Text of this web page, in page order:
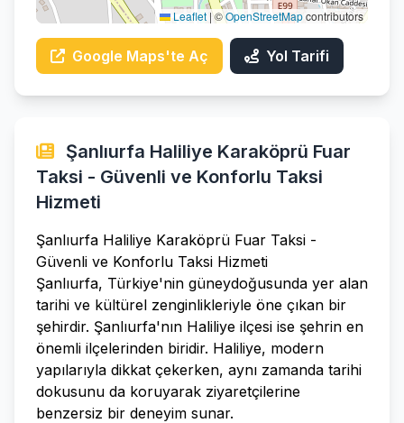
Leaflet |©OpenStreetMapcontributors
Google Maps'te Aç Yol Tarifi
Şanlıurfa Haliliye Karaköprü Fuar
Taksi - Güvenli ve Konforlu Taksi
Hizmeti
Şanlıurfa Haliliye Karaköprü Fuar Taksi -
Güvenli ve Konforlu Taksi Hizmeti
Şanlıurfa, Türkiye'nin güneydoğusunda yer alan
tarihi ve kültürel zenginlikleriyle öne çıkan bir
şehirdir. Şanlıurfa'nın Haliliye ilçesi ise şehrin en
önemli ilçelerinden biridir. Haliliye, modern
yapılarıyla dikkat çekerken, aynı zamanda tarihi
dokusunu da koruyarak ziyaretçilerine
benzersiz bir deneyim sunar.